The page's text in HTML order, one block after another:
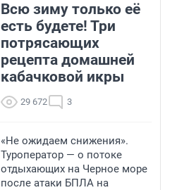
Всю зиму только её
есть будете! Три
потрясающих
рецепта домашней
кабачковой икры
29 672 3
«Не ожидаем снижения».
Туроператор — о потоке
отдыхающих на Черное море
после атаки БПЛА на